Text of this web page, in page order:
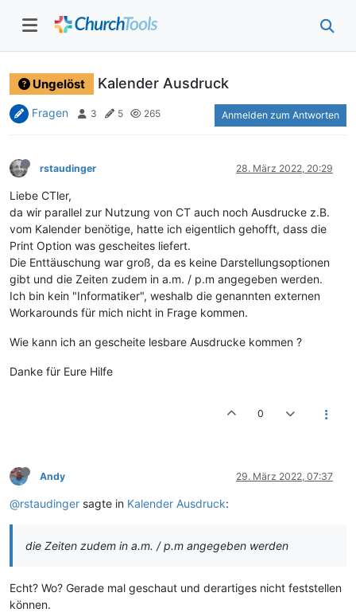
Ungelöst Kalender Ausdruck
Fragen 3 5 265 Anmelden zum Antworten
rstaudinger 28. März 2022, 20:29
Liebe CTler,
da wir parallel zur Nutzung von CT auch noch Ausdrucke z.B.
vom Kalender benötige, hatte ich eigentlich gehofft, dass die
Print Option was gescheites liefert.
Die Enttäuschung war groß, da es keine Darstellungsoptionen
gibt und die Zeiten zudem in a.m. / p.m angegeben werden.
Ich bin kein "Informatiker", weshalb die genannten externen
Workarounds für mich nicht in Frage kommen.
Wie kann ich an gescheite lesbare Ausdrucke kommen ?
Danke für Eure Hilfe
0
Andy 29. März 2022, 07:37
@rstaudinger sagte in Kalender Ausdruck:
die Zeiten zudem in a.m. / p.m angegeben werden
Echt? Wo? Gerade mal geschaut und derartiges nicht feststellen
können.